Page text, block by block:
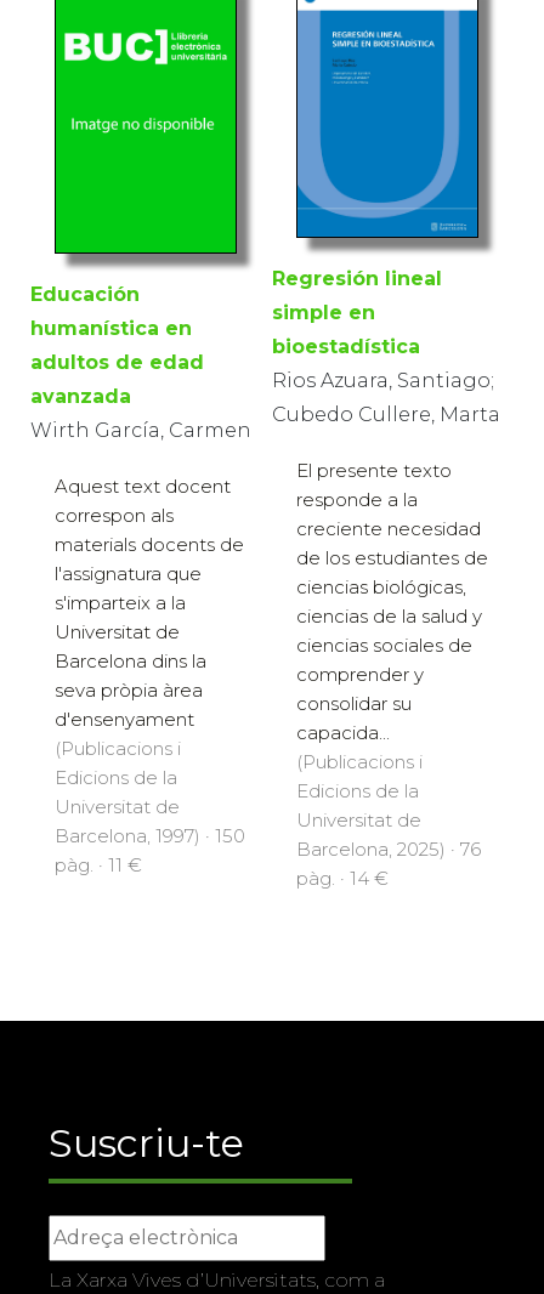
Educación
humanística en
adultos de edad
avanzada
Wirth García, Carmen
Aquest text docent
correspon als
materials docents de
l'assignatura que
s'imparteix a la
Universitat de
Barcelona dins la
seva pròpia àrea
d'ensenyament
(Publicacions i
Edicions de la
Universitat de
Barcelona, 1997) · 150
pàg. · 11 €
Regresión lineal
simple en
bioestadística
Rios Azuara, Santiago;
Cubedo Cullere, Marta
El presente texto
responde a la
creciente necesidad
de los estudiantes de
ciencias biológicas,
ciencias de la salud y
ciencias sociales de
comprender y
consolidar su
capacida...
(Publicacions i
Edicions de la
Universitat de
Barcelona, 2025) · 76
pàg. · 14 €
Suscriu-te
La Xarxa Vives d’Universitats, com a